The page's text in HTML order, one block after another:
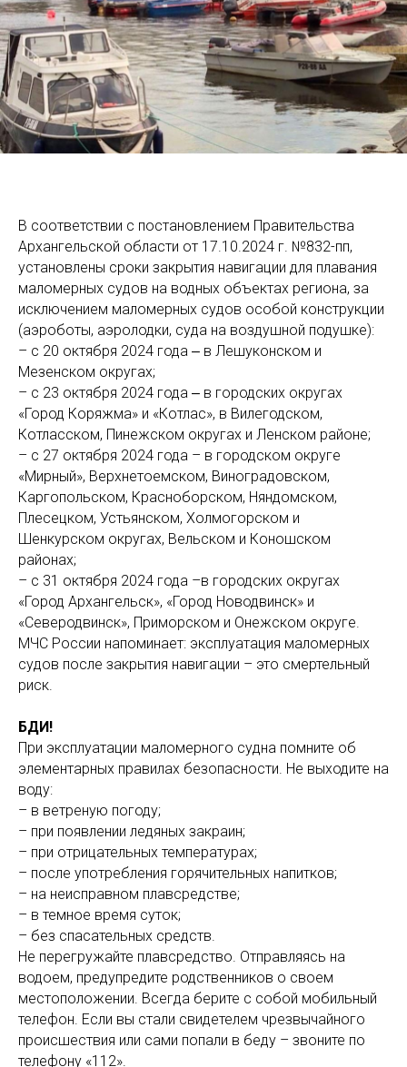
В соответствии с постановлением Правительства
Архангельской области от 17.10.2024 г. №832-пп,
установлены сроки закрытия навигации для плавания
маломерных судов на водных объектах региона, за
исключением маломерных судов особой конструкции
(аэроботы, аэролодки, суда на воздушной подушке):
– с 20 октября 2024 года ‒ в Лешуконском и
Мезенском округах;
– с 23 октября 2024 года ‒ в городских округах
«Город Коряжма» и «Котлас», в Вилегодском,
Котласском, Пинежском округах и Ленском районе;
– с 27 октября 2024 года – в городском округе
«Мирный», Верхнетоемском, Виноградовском,
Каргопольском, Красноборском, Няндомском,
Плесецком, Устьянском, Холмогорском и
Шенкурском округах, Вельском и Коношском
районах;
– с 31 октября 2024 года –в городских округах
«Город Архангельск», «Город Новодвинск» и
«Северодвинск», Приморском и Онежском округе.
МЧС России напоминает: эксплуатация маломерных
судов после закрытия навигации – это смертельный
риск.
БДИ!
При эксплуатации маломерного судна помните об
элементарных правилах безопасности. Не выходите на
воду:
– в ветреную погоду;
– при появлении ледяных закраин;
– при отрицательных температурах;
– после употребления горячительных напитков;
– на неисправном плавсредстве;
– в темное время суток;
– без спасательных средств.
Не перегружайте плавсредство. Отправляясь на
водоем, предупредите родственников о своем
местоположении. Всегда берите с собой мобильный
телефон. Если вы стали свидетелем чрезвычайного
происшествия или сами попали в беду – звоните по
телефону «112».